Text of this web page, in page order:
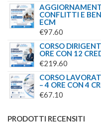
CONFLITTI E
ECM
€97.60
CORSO
ORE CON 12
€219.60
CORSO
– 4 ORE CON 4
€67.10
PRODOTTI RECENSITI